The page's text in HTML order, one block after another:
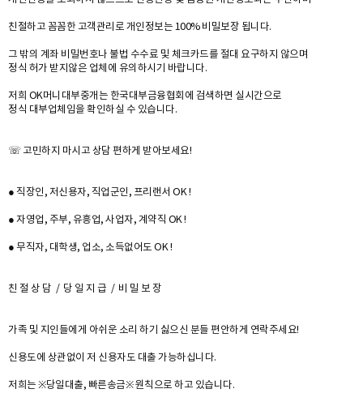
친절하고 꼼꼼한 고객관리로 개인정보는 100% 비밀보장 됩니다.
그 밖의 계좌 비밀번호나 불법 수수료 및 체크카드를 절대 요구하지 않으며
정식 허가 받지않은 업체에 유의하시기 바랍니다.
저희 OK머니대부중개는 한국대부금융협회에 검색하면 실시간으로
정식 대부업체임을 확인하실 수 있습니다.
☏ 고민하지 마시고 상담 편하게 받아보세요!
● 직장인, 저신용자, 직업군인, 프리랜서 OK !
● 자영업, 주부, 유흥업, 사업자, 계약직 OK !
● 무직자, 대학생, 업소, 소득없어도 OK !
친 절 상 담 / 당 일 지 급 / 비 밀 보 장
가족 및 지인들에게 아쉬운 소리 하기 싫으신 분들 편안하게 연락주세요!
신용도에 상관없이 저 신용자도 대출 가능하십니다.
저희는 ※당일대출, 빠른송금※ 원칙으로 하고 있습니다.